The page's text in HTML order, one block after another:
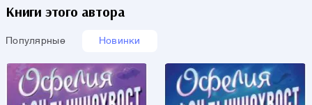
Книги этого автора
Популярные Новинки